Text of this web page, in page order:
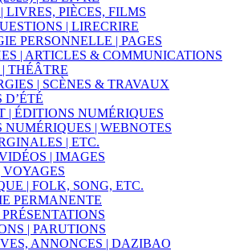
LIVRES, PIÈCES, FILMS
| LIRECRIRE
PERSONNELLE | PAGES
| ARTICLES & COMMUNICATIONS
THÉÂTRE
| SCÈNES & TRAVAUX
D’ÉTÉ
| ÉDITIONS NUMÉRIQUES
NUMÉRIQUES | WEBNOTES
| ETC.
| IMAGES
| FOLK, SONG, ETC.
PERMANENTE
PRÉSENTATIONS
| PARUTIONS
ANNONCES | DAZIBAO